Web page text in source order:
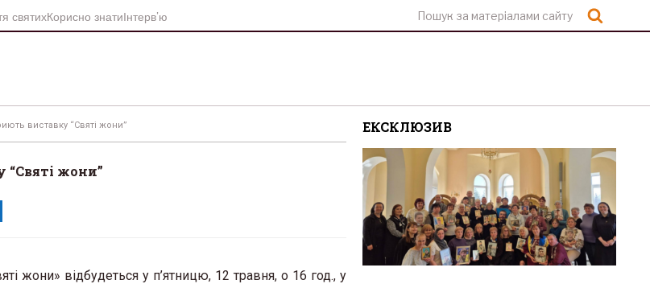
святихКорисно знатиІнтерв’ю
виставку “Святі жони”
“Святі жони”
жони» відбудеться у п’ятницю, 12 травня, о 16 год., у
ЕКСКЛЮЗИВ